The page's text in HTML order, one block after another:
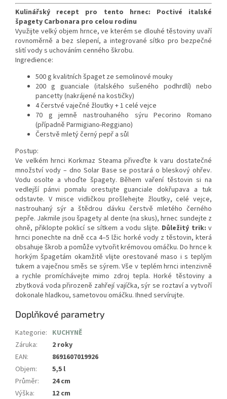
Kulinářský recept pro tento hrnec: Poctivé italské
špagety Carbonara pro celou rodinu
Využijte velký objem hrnce, ve kterém se dlouhé těstoviny uvaří
rovnoměrně a bez slepení, a integrované sítko pro bezpečné
slití vody s uchováním cenného škrobu.
Ingredience:
500 g kvalitních špaget ze semolinové mouky
200 g guanciale (italského sušeného podhrdlí) nebo
pancetty (nakrájené na kostičky)
4 čerstvé vaječné žloutky + 1 celé vejce
70 g jemně nastrouhaného sýru Pecorino Romano
(případně Parmigiano-Reggiano)
Čerstvě mletý černý pepř a sůl
Postup:
Ve velkém hrnci Korkmaz Steama přiveďte k varu dostatečné
množství vody – dno Solar Base se postará o bleskový ohřev.
Vodu osolte a vhoďte špagety. Během vaření těstovin si na
vedlejší pánvi pomalu orestujte guanciale dokřupava a tuk
odstavte. V misce vidličkou prošlehejte žloutky, celé vejce,
nastrouhaný sýr a štědrou dávku čerstvě mletého černého
pepře. Jakmile jsou špagety al dente (na skus), hrnec sundejte z
ohně, přiklopte poklicí se sítkem a vodu slijte. Důležitý trik: v
hrnci ponechte na dně cca 4–5 lžic horké vody z těstovin, která
obsahuje škrob a pomůže vytvořit krémovou omáčku. Do hrnce k
horkým špagetám okamžitě vlijte orestované maso i s teplým
tukem a vaječnou směs se sýrem. Vše v teplém hrnci intenzivně
a rychle promíchávejte mimo zdroj tepla. Horké těstoviny a
zbytková voda přirozeně zahřejí vajíčka, sýr se roztaví a vytvoří
dokonale hladkou, sametovou omáčku. Ihned servírujte.
Doplňkové parametry
Kategorie: KUCHYNĚ
Záruka:
2 roky
EAN:
8691607019926
Objem:
5,5 l
Průměr:
24 cm
Výška:
12 cm